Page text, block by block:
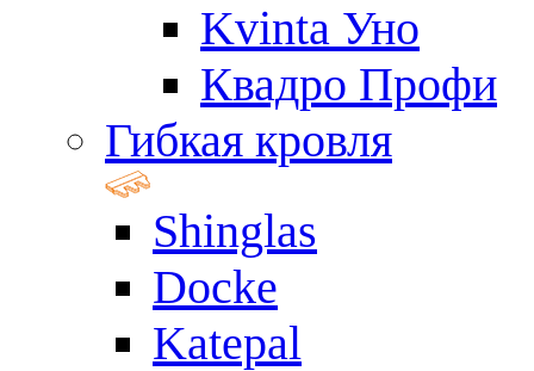
Kvinta Уно
Квадро Профи
Гибкая кровля
Shinglas
Docke
Katepal